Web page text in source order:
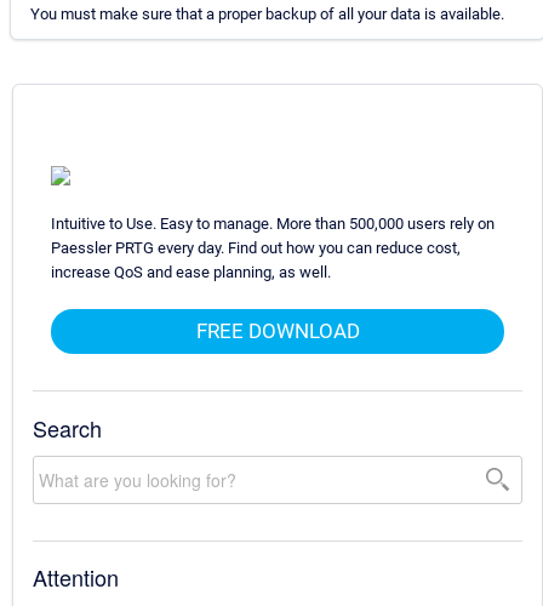
You must make sure that a proper backup of all your data is available.
Intuitive to Use. Easy to manage. More than 500,000 users rely on
Paessler PRTG every day. Find out how you can reduce cost,
increase QoS and ease planning, as well.
FREE DOWNLOAD
Search
Attention